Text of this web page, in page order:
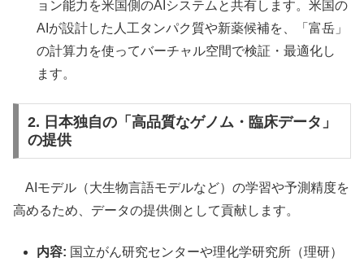
ョン能力を米国側のAIシステムと共有します。米国の
AIが設計した人工タンパク質や新薬候補を、「富岳」
の計算力を使ってバーチャル空間で検証・最適化し
ます。
2. 日本独自の「高品質なゲノム・臨床データ」
の提供
AIモデル（大生物言語モデルなど）の学習や予測精度を
高めるため、データの提供側として貢献します。
内容: 国立がん研究センターや理化学研究所（理研）